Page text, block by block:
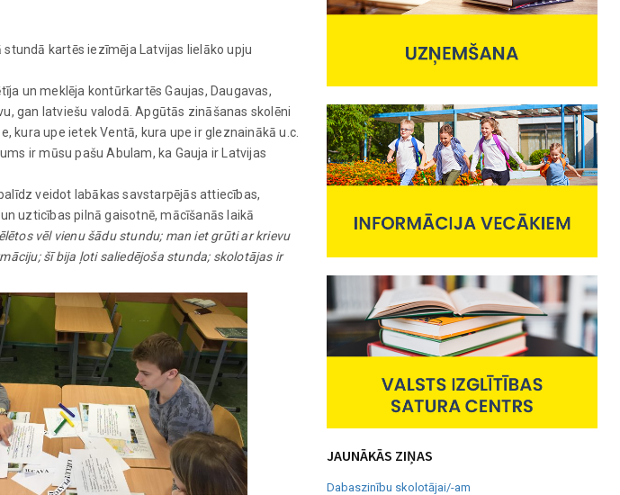
kartēs iezīmēja Latvijas lielāko upju
un meklēja kontūrkartēs Gaujas, Daugavas,
gan latviešu valodā. Apgūtās zināšanas skolēni
kura upe ietek Ventā, kura upe ir gleznainākā u.c.
ir mūsu pašu Abulam, ka Gauja ir Latvijas
veidot labākas savstarpējās attiecības,
uzticības pilnā gaisotnē, mācīšanās laikā
vēl vienu šādu stundu; man iet grūti ar krievu
šī bija ļoti saliedējoša stunda; skolotājas ir
JAUNĀKĀS ZIŅAS
Dabaszinību skolotājai/-am